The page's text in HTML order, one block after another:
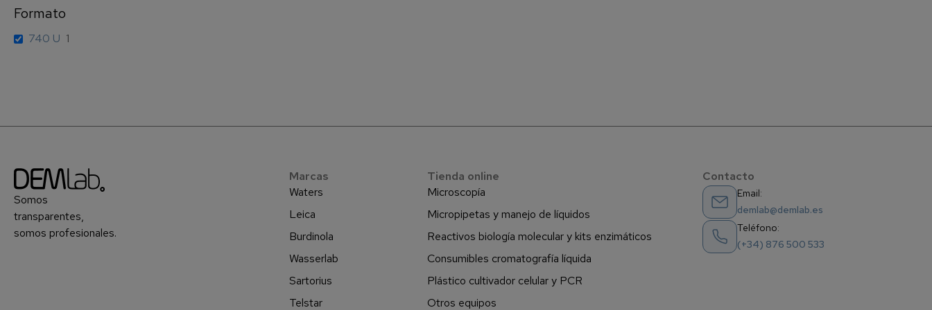
Formato
740 U 1
Somos
transparentes,
somos profesionales.
Marcas
Waters
Leica
Burdinola
Wasserlab
Sartorius
Telstar
Tienda online
Microscopía
Micropipetas y manejo de líquidos
Reactivos biología molecular y kits enzimáticos
Consumibles cromatografía líquida
Plástico cultivador celular y PCR
Otros equipos
Contacto
Email:
demlab@demlab.es
Teléfono:
(+34) 876 500 533